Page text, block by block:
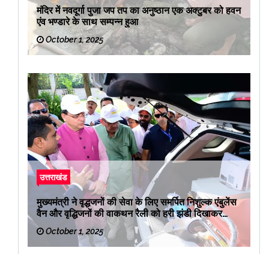
मंदिर में नवदूर्गा पुजा जप तप का अनुष्ठान एक अक्टुबर को हवन
एंव भण्डारे के साथ सम्पन्न हुआ
October 1, 2025
उत्तराखंड
मुख्यमंत्री ने वृद्धजनों की सेवा के लिए समर्पित निशुल्क एंबुलेंस
वैन और वृद्धिजनों की वाकथन रैली को हरी झंडी दिखाकर
रवाना किया
October 1, 2025